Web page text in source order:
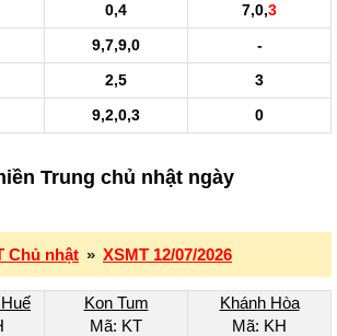
0,4 7,0,3
9,7,9,0
-
2,5
3
9,2,0,3 0
Trung chủ nhật ngày
Chủ nhật » XSMT 12/07/2026
Kon Tum
Mã: KT
Khánh Hòa
Mã: KH